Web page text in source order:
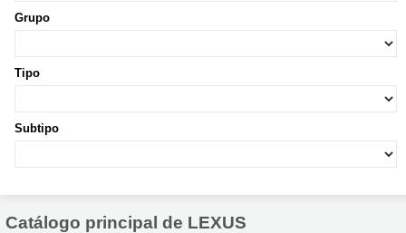
Grupo
Tipo
Subtipo
Catálogo principal de LEXUS